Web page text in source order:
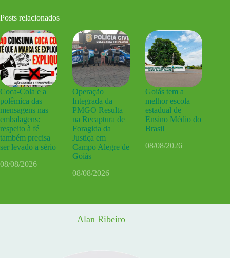
Posts relacionados
Coca-Cola e a
polêmica das
mensagens nas
embalagens:
respeito à fé
também precisa
ser levado a sério
08/08/2026
Operação
Integrada da
PMGO Resulta
na Recaptura de
Foragida da
Justiça em
Campo Alegre de
Goiás
08/08/2026
Goiás tem a
melhor escola
estadual de
Ensino Médio do
Brasil
08/08/2026
Alan Ribeiro